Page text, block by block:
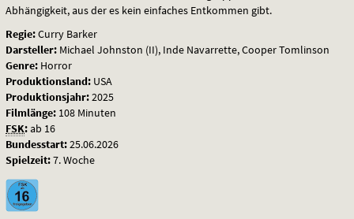
Abhängigkeit, aus der es kein einfaches Entkommen gibt.
Regie:Curry Barker
Darsteller: Michael Johnston (II), Inde Navarrette, Cooper Tomlinson
Genre: Horror
Produktionsland: USA
Produktionsjahr:2025
Filmlänge: 108 Minuten
FSK:ab 16
Bundesstart:25.06.2026
Spielzeit:7. Woche